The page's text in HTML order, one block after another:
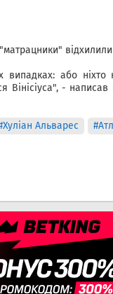
випадках: або ніхто
- написав
Альварес